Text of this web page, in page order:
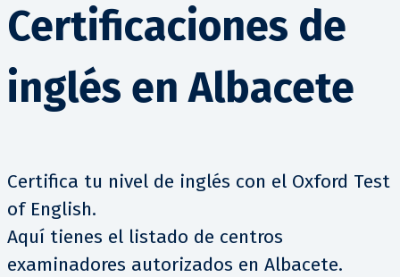
Certificaciones de
inglés en Albacete
Certifica tu nivel de inglés con el Oxford Test
of English.
Aquí tienes el listado de centros
examinadores autorizados en Albacete.